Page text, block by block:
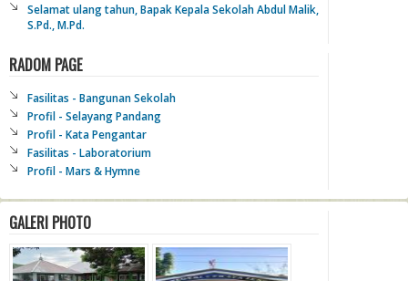
Selamat ulang tahun, Bapak Kepala Sekolah Abdul Malik,
S.Pd., M.Pd.
RADOM PAGE
Fasilitas - Bangunan Sekolah
Profil - Selayang Pandang
Profil - Kata Pengantar
Fasilitas - Laboratorium
Profil - Mars & Hymne
GALERI PHOTO